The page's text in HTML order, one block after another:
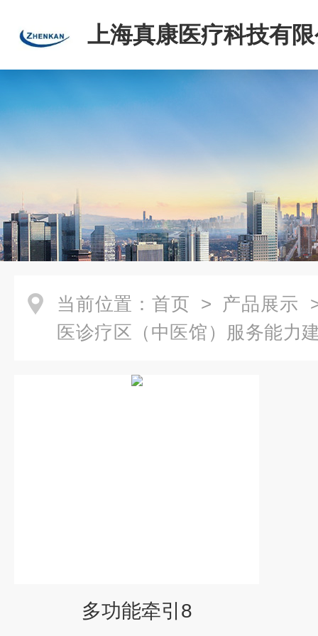
上海真康医疗科技有
当前位置： 首页 > 产品展示
医诊疗区（中医馆）服务能力
多功能牵引8